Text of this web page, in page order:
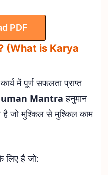
PDF
है? (What is Karya
में पूर्ण सफलता प्राप्त
Mantra हनुमान
है जो मुश्किल से मुश्किल काम
लिए है जो: